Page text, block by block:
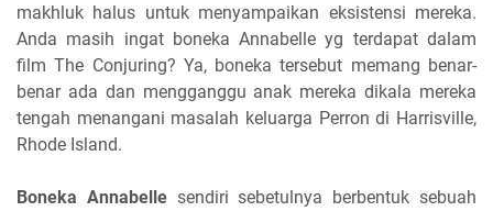
makhluk halus untuk menyampaikan eksistensi mereka.
Anda masih ingat boneka Annabelle yg terdapat dalam
film The Conjuring? Ya, boneka tersebut memang benar-
benar ada dan mengganggu anak mereka dikala mereka
tengah menangani masalah keluarga Perron di Harrisville,
Rhode Island.
Boneka Annabellesendiri sebetulnya berbentuk sebuah